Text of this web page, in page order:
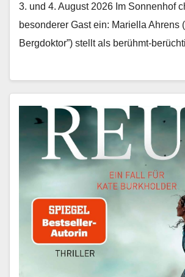
3. und 4. August 2026 Im Son­nen­hof
beson­der­er Gast ein: Mariel­la Ahrens
Bergdok­tor”) stellt als berühmt-